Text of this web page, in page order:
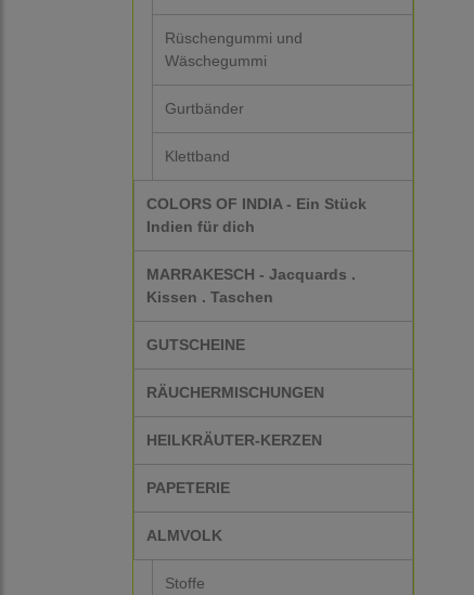
Rüschengummi und
Wäschegummi
Gurtbänder
Klettband
COLORS OF INDIA - Ein Stück
Indien für dich
MARRAKESCH - Jacquards .
Kissen . Taschen
GUTSCHEINE
RÄUCHERMISCHUNGEN
HEILKRÄUTER-KERZEN
PAPETERIE
ALMVOLK
Stoffe